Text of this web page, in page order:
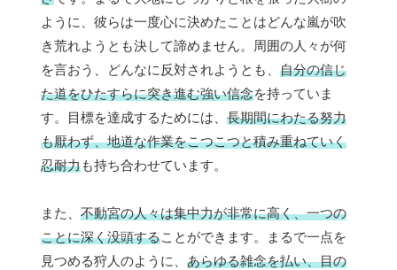
ように、彼らは一度心に決めたことはどんな嵐が吹
き荒れようとも決して諦めません。周囲の人々が何
を言おう、どんなに反対されようとも、 自分の信じ
た道をひたすらに突き進む強い信念を持っていま
す。目標を達成するためには、 長期間にわたる努力
も厭わず、地道な作業をこつこつと積み重ねていく
忍耐力も持ち合わせています。
また、 不動宮の人々は集中力が非常に高く、一つの
ことに深く没頭することができます。まるで一点を
見つめる狩人のように、 あらゆる雑念を払い、目の